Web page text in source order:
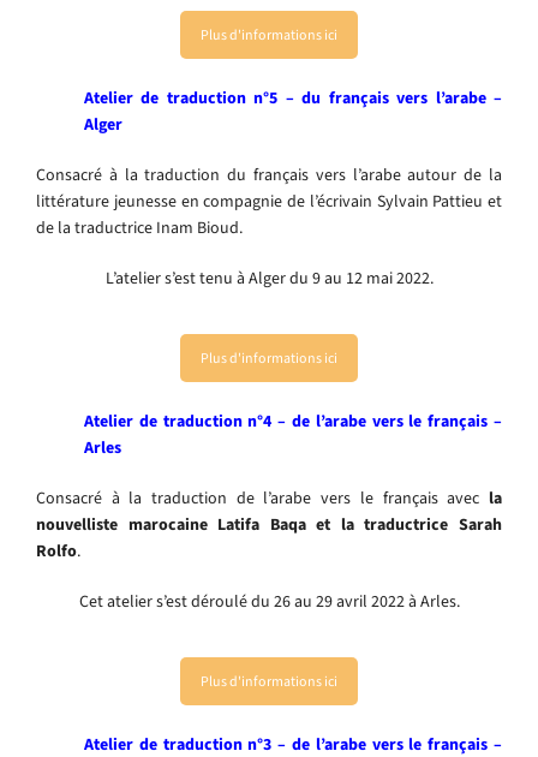
Plus d'informations ici
Atelier de traduction n°5 – du français vers l’arabe –
Alger
Consacré à la traduction du français vers l’arabe autour de la
littérature jeunesse en compagnie de l’écrivain Sylvain Pattieu et
de la traductrice Inam Bioud.
L’atelier s’est tenu à Alger du 9 au 12 mai 2022.
Plus d'informations ici
Atelier de traduction n°4 – de l’arabe vers le français –
Arles
Consacré à la traduction de l’arabe vers le français avec la
nouvelliste marocaine Latifa Baqa et la traductrice Sarah
Rolfo.
Cet atelier s’est déroulé du 26 au 29 avril 2022 à Arles.
Plus d'informations ici
Atelier de traduction n°3 – de l’arabe vers le français –